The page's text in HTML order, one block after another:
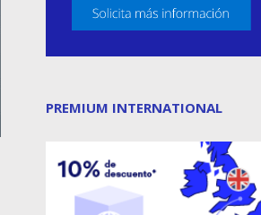
PREMIUM INTERNATIONAL